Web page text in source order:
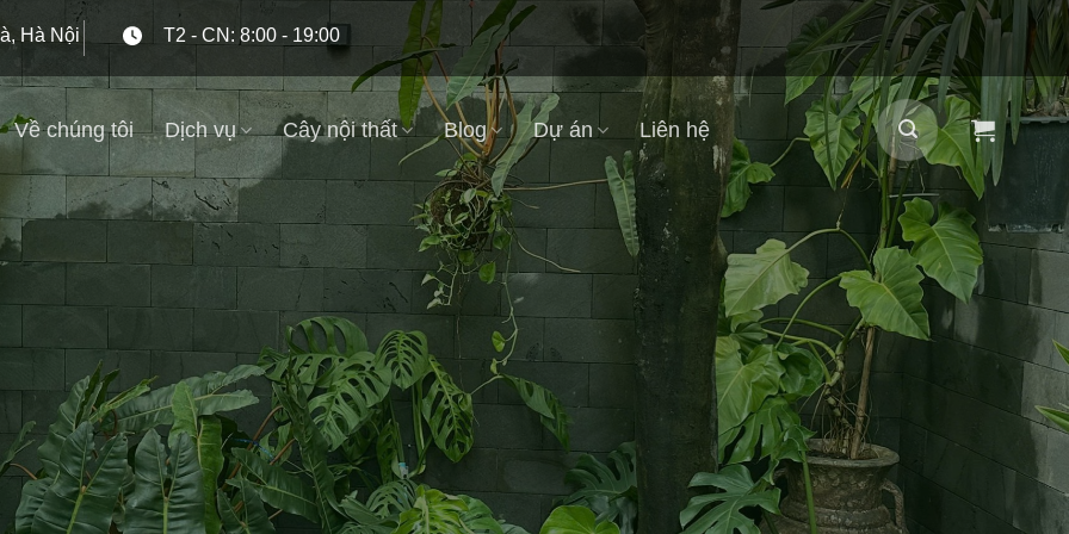
Hà Nội T2 - CN: 8:00 - 19:00
Về chúng tôi Dịch vụ Cây nội thất Blog Dự án Liên hệ